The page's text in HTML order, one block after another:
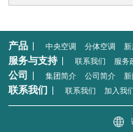
产品 中央空调 分体空调 新
服务与支持 联系我们 服务
公司 集团简介 公司简介 新
联系我们 联系我们 加入我